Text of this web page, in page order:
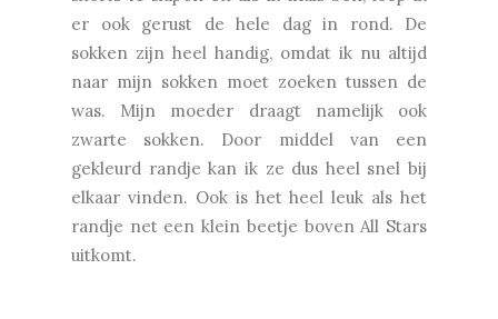
er ook gerust de hele dag in rond. De
sokken zijn heel handig, omdat ik nu altijd
naar mijn sokken moet zoeken tussen de
was. Mijn moeder draagt namelijk ook
zwarte sokken. Door middel van een
gekleurd randje kan ik ze dus heel snel bij
elkaar vinden. Ook is het heel leuk als het
randje net een klein beetje boven All Stars
uitkomt.